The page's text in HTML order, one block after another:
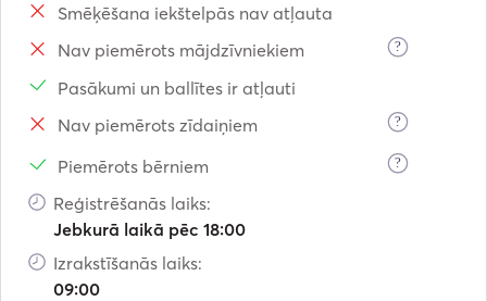
Smēķēšana iekštelpās nav atļauta
Nav piemērots mājdzīvniekiem
?
Pasākumi un ballītes ir atļauti
Nav piemērots zīdaiņiem
?
Piemērots bērniem ?
Reģistrēšanās laiks:
Jebkurā laikā pēc 18:00
Izrakstīšanās laiks:
09:00